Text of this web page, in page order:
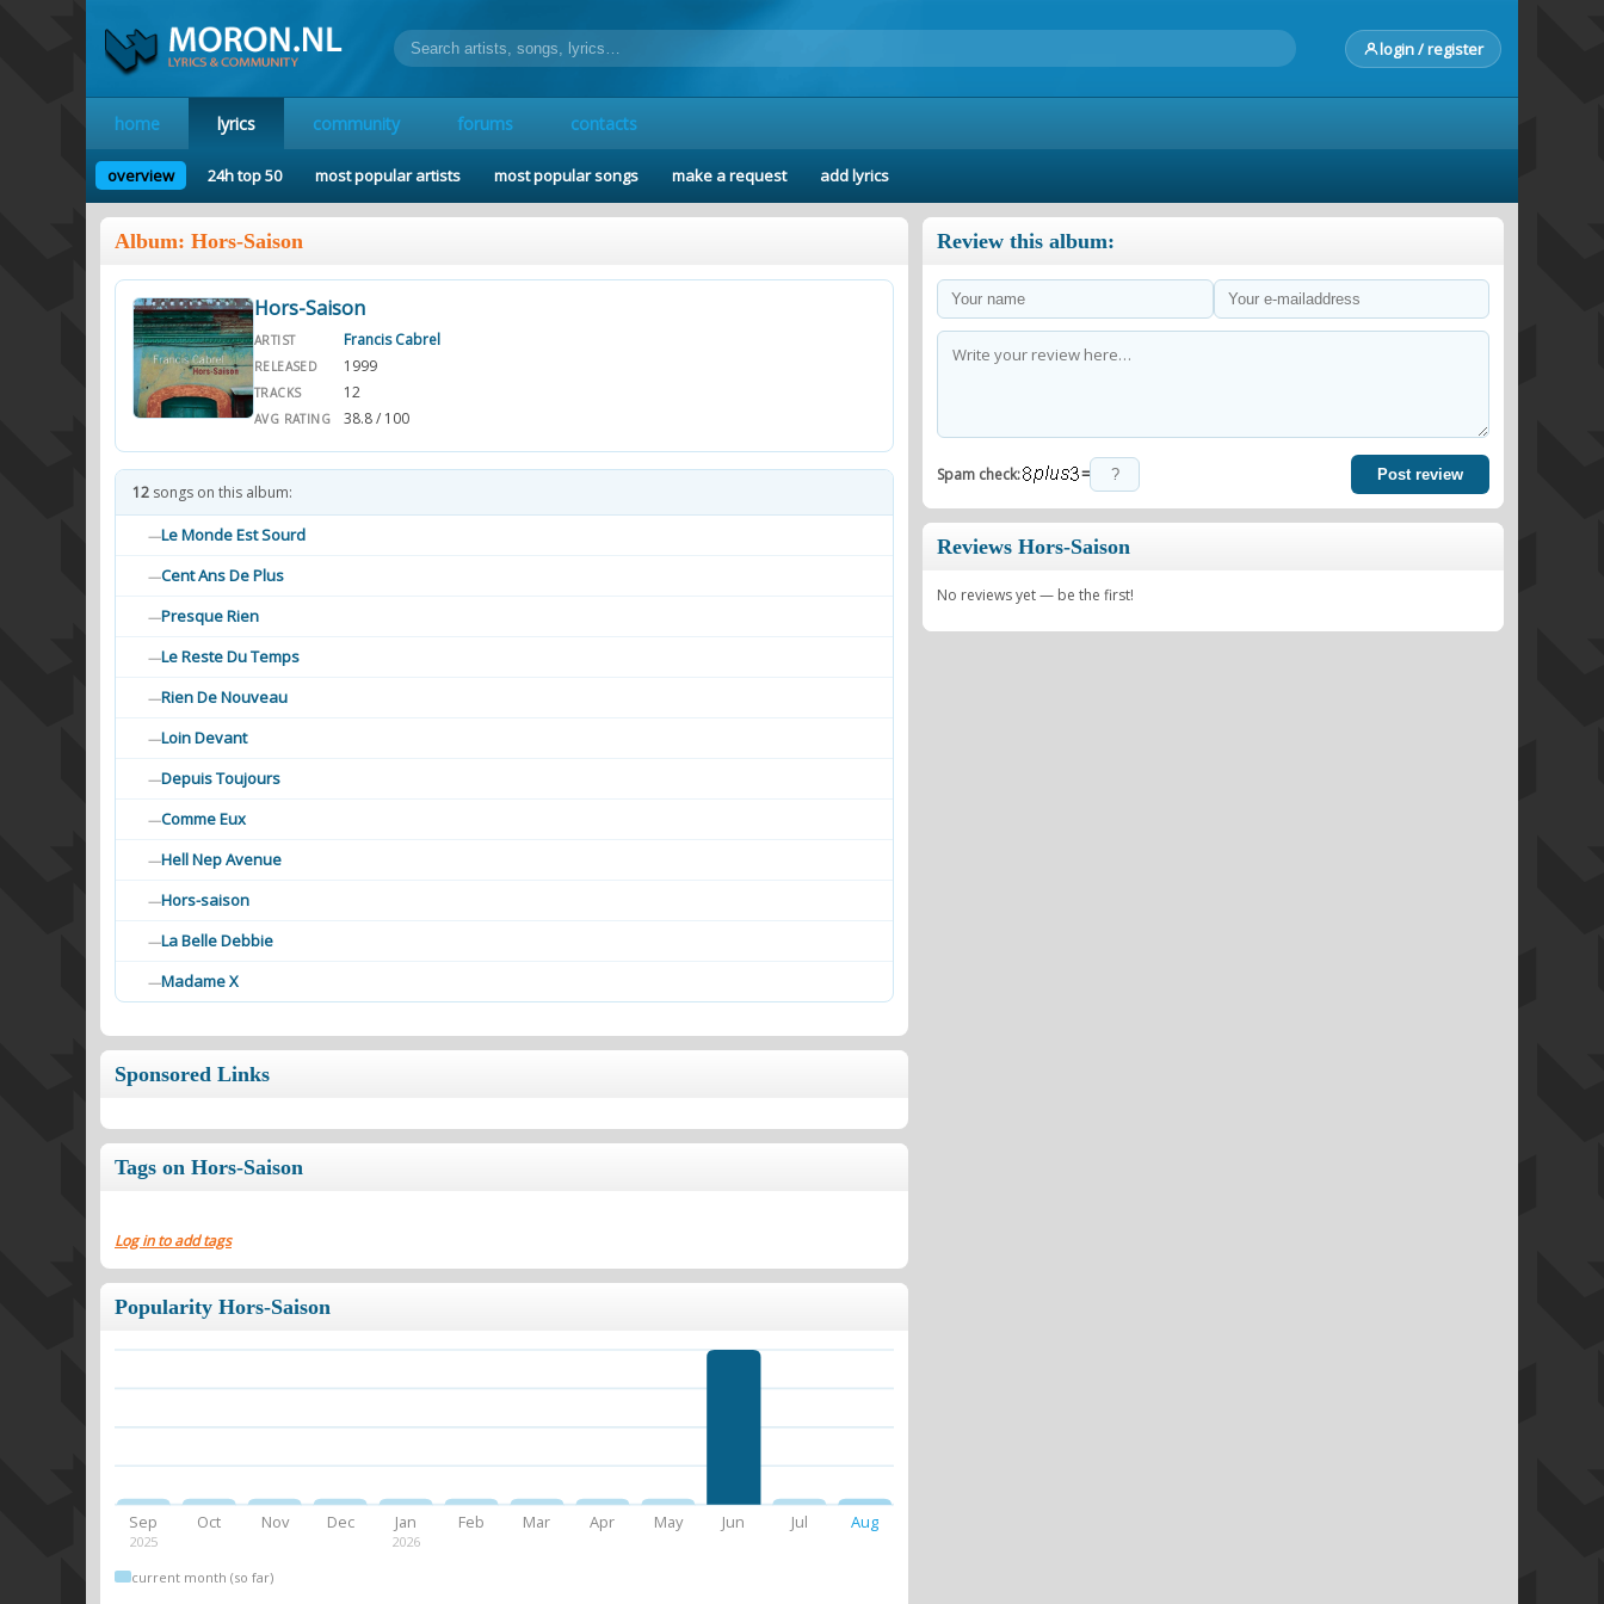
login / register
home lyrics community forums contacts
overview 24h top 50 most popular artists most popular songs make a request add lyrics
Album: Hors-Saison
Hors-Saison
ARTIST Francis Cabrel
RELEASED 1999
TRACKS 12
AVG RATING 38.8 / 100
12 songs on this album:
—Le Monde Est Sourd
—Cent Ans De Plus
—Presque Rien
—Le Reste Du Temps
—Rien De Nouveau
—Loin Devant
—Depuis Toujours
—Comme Eux
—Hell Nep Avenue
—Hors-saison
—La Belle Debbie
—Madame X
Sponsored Links
Tags on Hors-Saison
Log in to add tags
Popularity Hors-Saison
Sep
2025
Oct Nov Dec Jan
2026
Feb Mar Apr May Jun Jul Aug
current month (so far)
Review this album:
Spam check: = Post review
Reviews Hors-Saison
No reviews yet — be the first!